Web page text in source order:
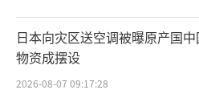
日本向灾区送空调被曝原产国
物资成摆设
2026-08-07 09:17:28